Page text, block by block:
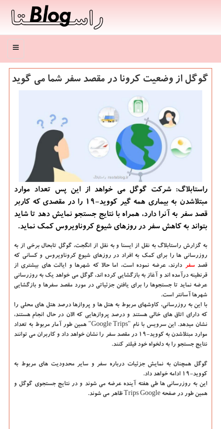
منو
گوگل از وضعیت كرونا در مقصد سفر شما می گوید
راستابلاگ: شركت گوگل می خواهد از این پس تعداد موارد
مبتلاشدن به بیماری همه گیر كووید-19 را در مقصدی كه كاربر
قصد سفر به آنرا دارد، همراه با نتایج جستجو نمایش دهد تا شاید
بتواند به كاهش سفر در روزهای شیوع كروناویروس كمك نماید.
به گزارش راستابلاگ به نقل از ایسنا و به نقل از انگجت، گوگل تابحال برخی از به
روزرسانی ها را برای کمک به افراد در روزهای شیوع کروناویروس و کسانی که
قصدسفر
دارند، عرضه نموده است، اما حالا که شهرها و ایالت های بیشتری از
قرنطینه درآمده اند و آغاز به بازگشایی کرده اند، گوگل می خواهد یک به روزرسانی
عرضه نماید تا جستجوها را برای یافتن جزئیاتی در مورد مقصد سفرها و بازگشایی
شهرها آسانتر است.
با این به روزرسانی، کاوشهای مربوط به هتل ها و پروازها درصد هتل های محلی را
که دارای اتاق های خالی هستند و درصد پروازهایی که الان در حال انجام هستند،
نشان میدهد. این سرویس با نام "Google Trips" همین طور آمار مربوط به تعداد
موارد مبتلاشدن به کووید-19 در مقصد سفر را نشان خواهد داد و کاربران می توانند
نتایج جستجو را به دلخواه خود فیلتر کنند.
گوگل همچنان به نمایش جزئیات درباره سفر و سایر محدودیت های مربوط به
کووید-19 ادامه خواهد داد.
این به روزرسانی ها طی هفته آینده عرضه می شوند و در نتایج جستجوی گوگل و
همین طور در صفحه Trips Google ظاهر می شوند.